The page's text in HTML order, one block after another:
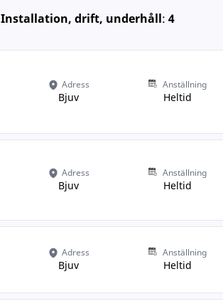
Installation, drift, underhåll: 4
Adress
Bjuv
Anställning
Heltid
Adress
Bjuv
Anställning
Heltid
Adress
Bjuv
Anställning
Heltid